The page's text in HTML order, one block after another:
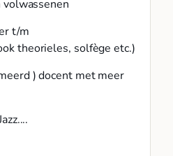
volwassenen
t/m
theorieles, solfège etc.)
) docent met meer